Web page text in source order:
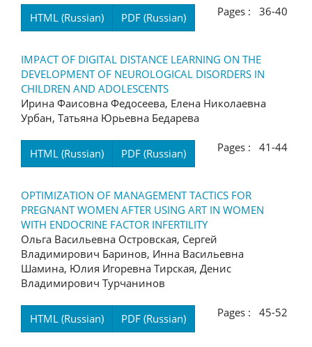
HTML (Russian) PDF (Russian) Pages : 36-40
IMPACT OF DIGITAL DISTANCE LEARNING ON THE
DEVELOPMENT OF NEUROLOGICAL DISORDERS IN
CHILDREN AND ADOLESCENTS
Ирина Фаисовна Федосеева, Елена Николаевна
Урбан, Татьяна Юрьевна Бедарева
HTML (Russian) PDF (Russian) Pages : 41-44
OPTIMIZATION OF MANAGEMENT TACTICS FOR
PREGNANT WOMEN AFTER USING ART IN WOMEN
WITH ENDOCRINE FACTOR INFERTILITY
Ольга Васильевна Островская, Сергей
Владимирович Баринов, Инна Васильевна
Шамина, Юлия Игоревна Тирская, Денис
Владимирович Турчанинов
HTML (Russian) PDF (Russian) Pages : 45-52